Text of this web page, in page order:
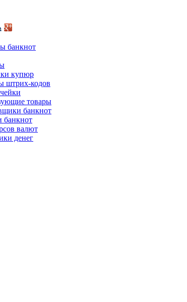
банкнот
купюр
штрих-кодов
товары
банкнот
банкнот
валют
денег